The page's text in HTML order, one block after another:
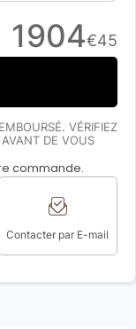
1904€45
VÉRIFIEZ
DE VOUS
commande.
Contacter par E-mail